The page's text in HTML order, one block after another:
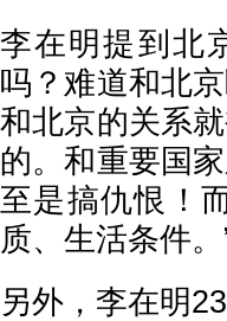
李在明提到北
吗？难道和北
和北京的关系
的。和重要国
至是搞仇恨！
质、生活条件。
另外，李在明